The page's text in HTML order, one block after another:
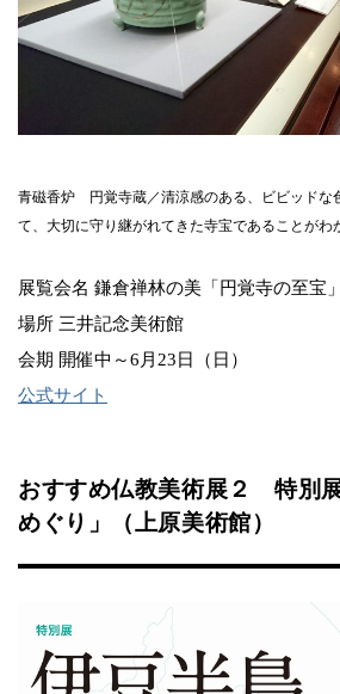
青磁香炉 円覚寺蔵／清涼感のある、ビビッドな
て、大切に守り継がれてきた寺宝であることがわ
展覧会名 鎌倉禅林の美「円覚寺の至宝」
場所 三井記念美術館
会期 開催中～6月23日（日）
公式サイト
おすすめ仏教美術展２ 特別
めぐり」（上原美術館）